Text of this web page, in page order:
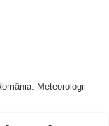
Meteorologii